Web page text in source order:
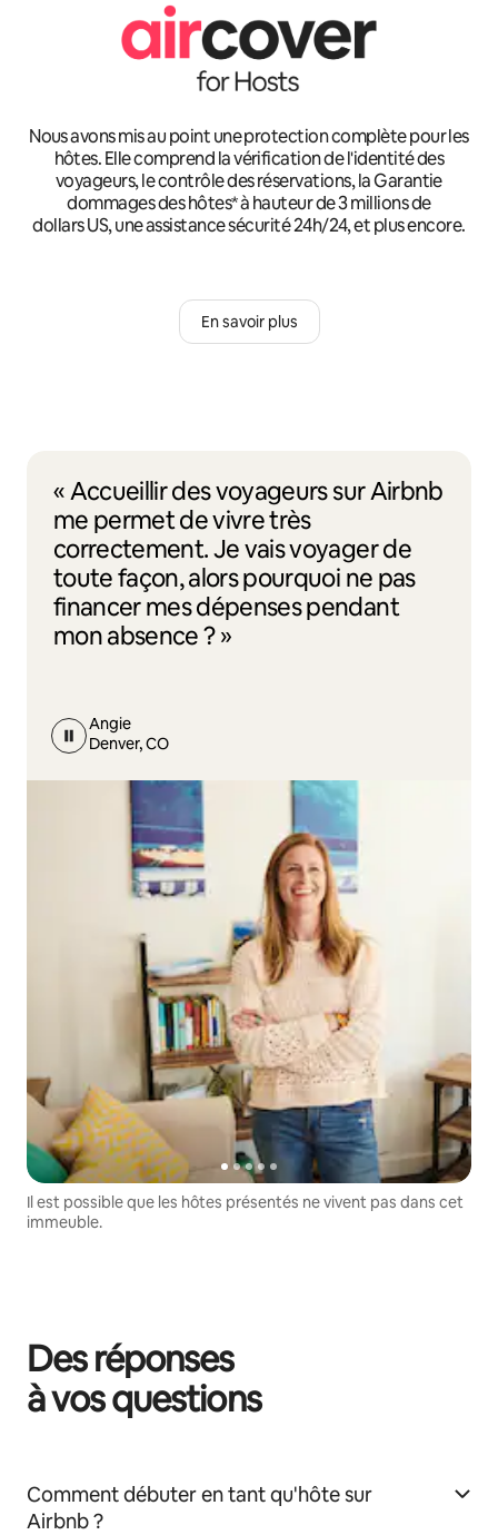
Nous avons mis au point une protection complète pour les
hôtes. Elle comprend la vérification de l'identité des
voyageurs, le contrôle des réservations, la Garantie
dommages des hôtes* à hauteur de 3 millions de
dollars US, une assistance sécurité 24h/24, et plus encore.
En savoir plus
« Accueillir des voyageurs sur Airbnb
me permet de vivre très
correctement. Je vais voyager de
toute façon, alors pourquoi ne pas
financer mes dépenses pendant
mon absence ? »
Angie
Denver, CO
Il est possible que les hôtes présentés ne vivent pas dans cet
immeuble.
Des réponses
à vos questions
Comment débuter en tant qu'hôte sur
Airbnb ?